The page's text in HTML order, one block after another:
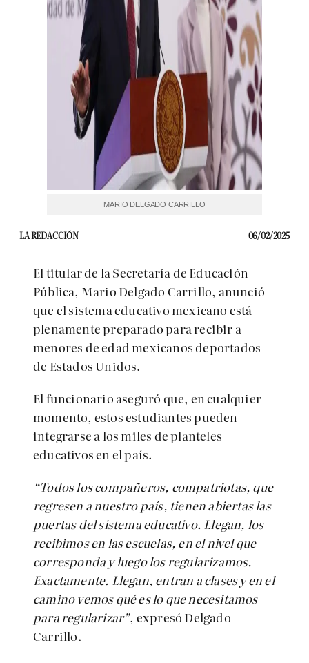
MARIO DELGADO CARRILLO
LA REDACCIÓN 06/02/2025
El titular de la Secretaría de Educación
Pública, Mario Delgado Carrillo, anunció
que el sistema educativo mexicano está
plenamente preparado para recibir a
menores de edad mexicanos deportados
de Estados Unidos.
El funcionario aseguró que, en cualquier
momento, estos estudiantes pueden
integrarse a los miles de planteles
educativos en el país.
“Todos los compañeros, compatriotas, que
regresen a nuestro país, tienen abiertas las
puertas del sistema educativo. Llegan, los
recibimos en las escuelas, en el nivel que
corresponda y luego los regularizamos.
Exactamente. Llegan, entran a clases y en el
camino vemos qué es lo que necesitamos
para regularizar”, expresó Delgado
Carrillo.